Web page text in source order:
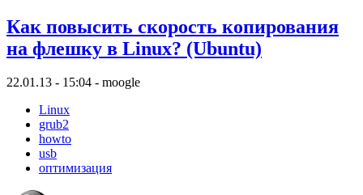
Как повысить скорость копирования
на флешку в Linux? (Ubuntu)
22.01.13 - 15:04 - moogle
Linux
grub2
howto
usb
оптимизация